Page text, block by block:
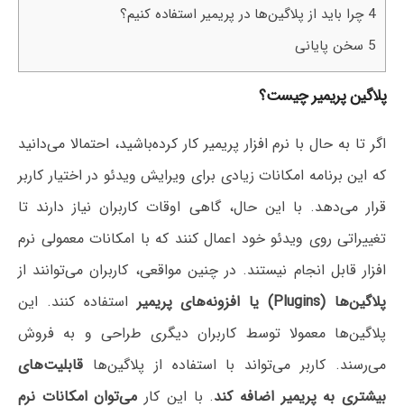
4 چرا باید از پلاگین‌ها در پریمیر استفاده کنیم؟
5 سخن پایانی
پلاگین پریمیر چیست؟
اگر تا به حال با نرم افزار پریمیر کار کرده‌باشید، احتمالا می‌دانید
که این برنامه امکانات زیادی برای ویرایش ویدئو در اختیار کاربر
قرار می‌دهد. با این حال، گاهی اوقات کاربران نیاز دارند تا
تغییراتی روی ویدئو خود اعمال کنند که با امکانات معمولی نرم
افزار قابل انجام نیستند. در چنین مواقعی، کاربران می‌توانند از
پلاگین‌ها (Plugins) یا افزونه‌های پریمیر
استفاده کنند. این
پلاگین‌ها معمولا توسط کاربران دیگری طراحی و به فروش
می‌رسند. کاربر می‌تواند با استفاده از پلاگین‌ها قابلیت‌های
بیشتری به پریمیر اضافه کند. با این کار می‌توان امکانات نرم